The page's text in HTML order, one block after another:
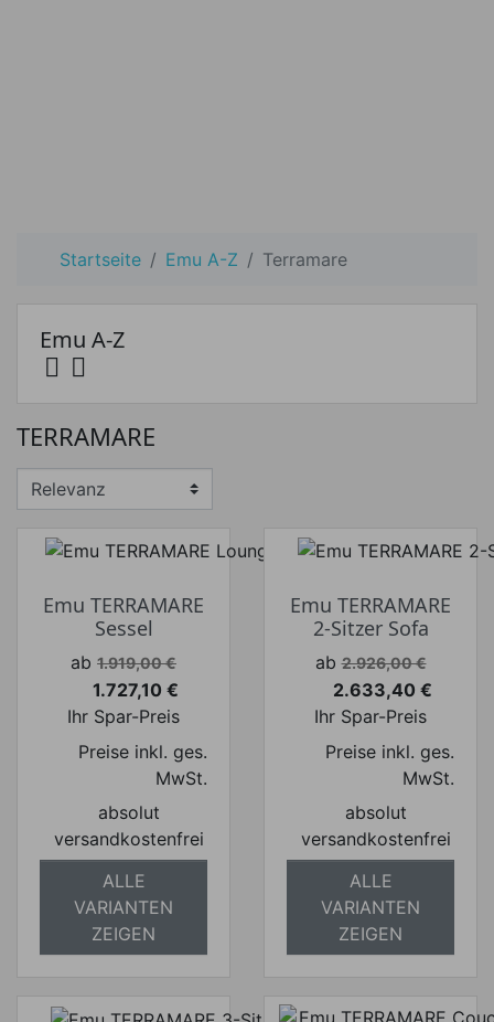
Startseite Emu A-Z Terramare
Preis von
€ Preis bis
€
Emu A-Z
 
TERRAMARE
Emu TERRAMARE
Sessel
Verkaufspreis
ab 1.919,00 €
Preis
1.727,10 €
Ihr Spar-Preis
Preise inkl. ges.
MwSt.
absolut
versandkostenfrei
ALLE
VARIANTEN
ZEIGEN
Emu TERRAMARE
2-Sitzer Sofa
Verkaufspreis
ab 2.926,00 €
Preis
2.633,40 €
Ihr Spar-Preis
Preise inkl. ges.
MwSt.
absolut
versandkostenfrei
ALLE
VARIANTEN
ZEIGEN